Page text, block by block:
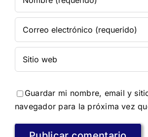
Guardar mi nombre, email y
navegador para la próxima vez